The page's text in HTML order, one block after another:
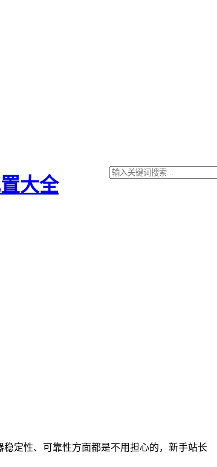
大全
定性、可靠性方面都是不用担心的，新手站长